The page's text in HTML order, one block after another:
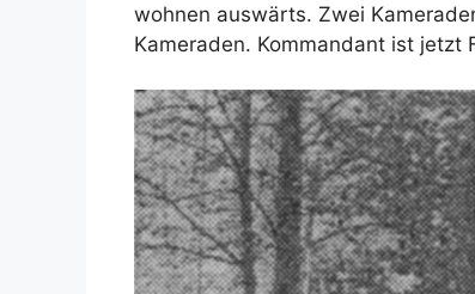
wohnen auswärts. Zwei
Kameraden. Kommandant ist jetzt